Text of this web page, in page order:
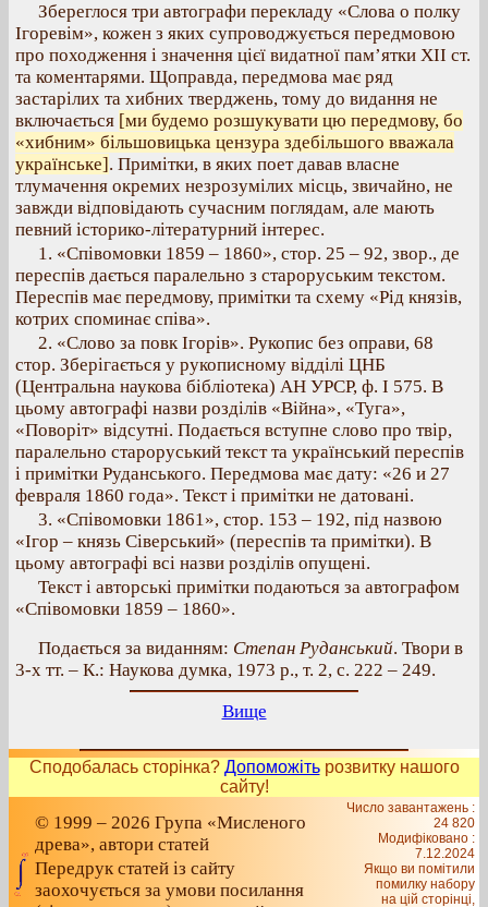
Збереглося три автографи перекладу «Слова о полку
Ігоревім», кожен з яких супроводжується передмовою
про походження і значення цієї видатної пам’ятки XII ст.
та коментарями. Щоправда, передмова має ряд
застарілих та хибних тверджень, тому до видання не
включається [ми будемо розшукувати цю передмову, бо
«хибним» більшовицька цензура здебільшого вважала
українське]. Примітки, в яких поет давав власне
тлумачення окремих незрозумілих місць, звичайно, не
завжди відповідають сучасним поглядам, але мають
певний історико-літературний інтерес.
1. «Співомовки 1859 – 1860», стор. 25 – 92, звор., де
переспів дається паралельно з староруським текстом.
Переспів має передмову, примітки та схему «Рід князів,
котрих споминає співа».
2. «Слово за повк Ігорів». Рукопис без оправи, 68
стор. Зберігається у рукописному відділі ЦНБ
(Центральна наукова бібліотека) АН УРСР, ф. І 575. В
цьому автографі назви розділів «Війна», «Туга»,
«Поворіт» відсутні. Подається вступне слово про твір,
паралельно староруський текст та український переспів
і примітки Руданського. Передмова має дату: «26 и 27
февраля 1860 года». Текст і примітки не датовані.
3. «Співомовки 1861», стор. 153 – 192, під назвою
«Ігор – князь Сіверський» (переспів та примітки). В
цьому автографі всі назви розділів опущені.
Текст і авторські примітки подаються за автографом
«Співомовки 1859 – 1860».
Подається за виданням: Степан Руданський. Твори в
3-х тт. – К.: Наукова думка, 1973 р., т. 2, с. 222 – 249.
Вище
Сподобалась сторінка? Допоможітьрозвитку нашого
сайту!
© 1999 – 2026 Група «Мисленого
древа», автори статей
Передрук статей із сайту
заохочується за умови посилання
Число завантажень :
24 820
Модифіковано :
7.12.2024
Якщо ви помітили
помилку набору
на цiй сторiнцi,